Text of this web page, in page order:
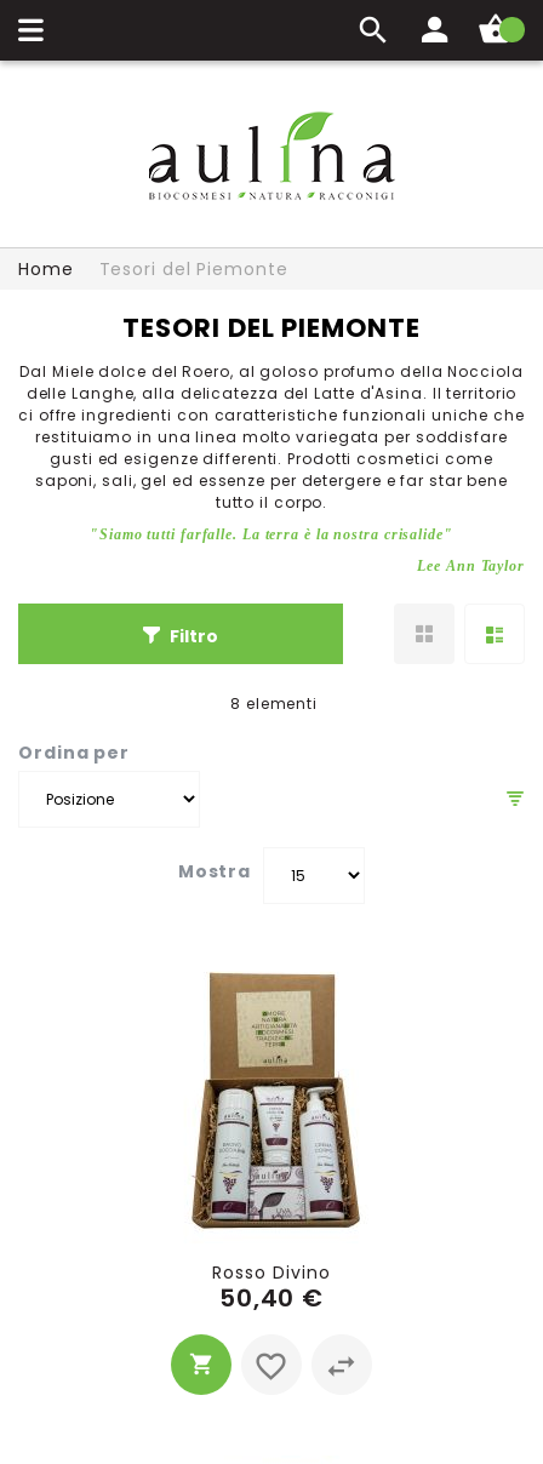
Carrello
Home Tesori del Piemonte
TESORI DEL PIEMONTE
Dal Miele dolce del Roero, al goloso profumo della Nocciola
delle Langhe, alla delicatezza del Latte d'Asina. Il territorio
ci offre ingredienti con caratteristiche funzionali uniche che
restituiamo in una linea molto variegata per soddisfare
gusti ed esigenze differenti. Prodotti cosmetici come
saponi, sali, gel ed essenze per detergere e far star bene
tutto il corpo.
"Siamo tutti farfalle. La terra è la nostra crisalide"
Lee Ann Taylor
Filtro
Ordina per
8 elementi
Mostra
Rosso Divino
50,40 €